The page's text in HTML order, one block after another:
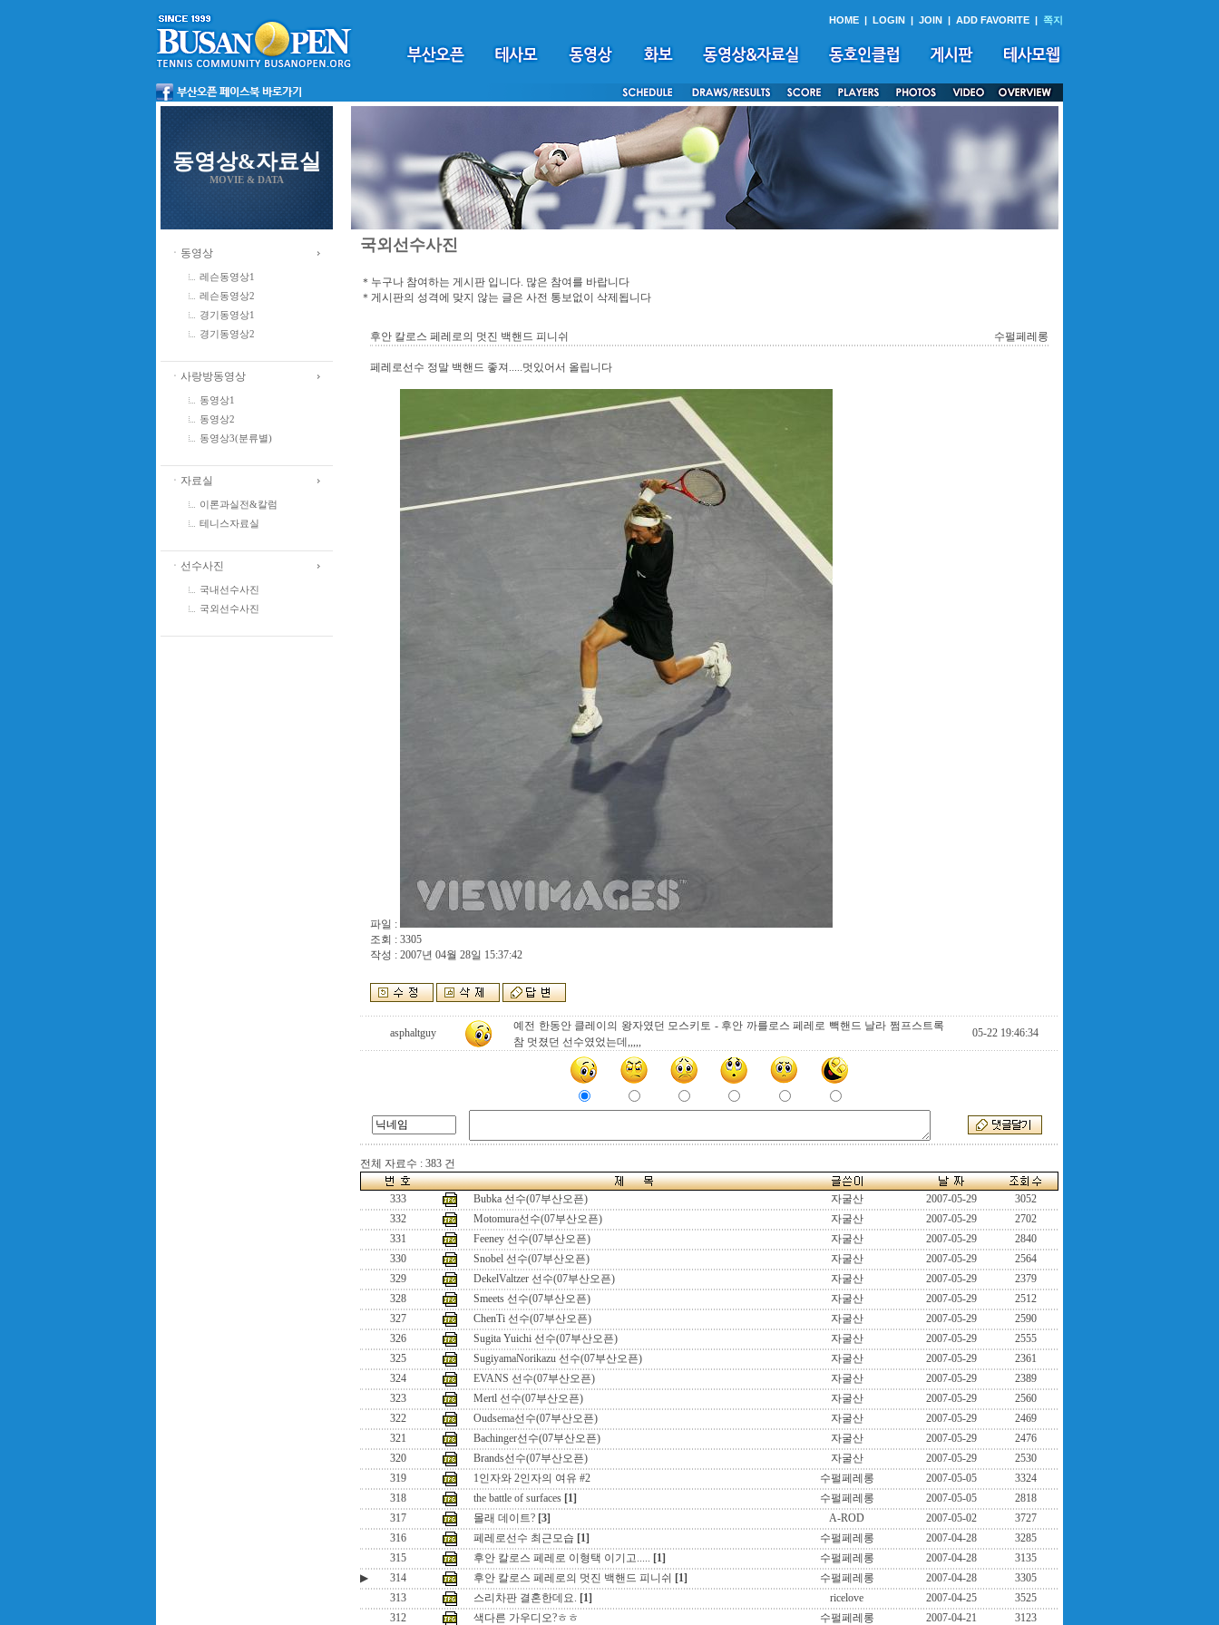
HOME | LOGIN | JOIN | ADD FAVORITE | 쪽지
동영상&자료실
MOVIE & DATA
ㆍ동영상
레슨동영상1
레슨동영상2
경기동영상1
경기동영상2
ㆍ사랑방동영상
동영상1
동영상2
동영상3(분류별)
ㆍ자료실
이론과실전&칼럼
테니스자료실
ㆍ선수사진
국내선수사진
국외선수사진
국외선수사진
＊누구나 참여하는 게시판 입니다. 많은 참여를 바랍니다
＊게시판의 성격에 맞지 않는 글은 사전 통보없이 삭제됩니다
후안 칼로스 페레로의 멋진 백핸드 피니쉬 수펄페레롱
페레로선수 정말 백핸드 좋져.....멋있어서 올립니다
파일 :
조회 : 3305
작성 : 2007년 04월 28일 15:37:42
asphaltguy
예전 한동안 클레이의 왕자였던 모스키토 - 후안 까를로스 페레로 빽핸드 날라 쩜프스트록
참 멋졌던 선수였었는데,,,,,
05-22 19:46:34
전체 자료수 : 383 건
333 Bubka 선수(07부산오픈) 자굴산 2007-05-29
3052
332
Motomura선수(07부산오픈) 자굴산 2007-05-29
2702
331
Feeney 선수(07부산오픈) 자굴산 2007-05-29
2840
330
Snobel 선수(07부산오픈) 자굴산 2007-05-29
2564
329
DekelValtzer 선수(07부산오픈) 자굴산 2007-05-29
2379
328
Smeets 선수(07부산오픈) 자굴산 2007-05-29
2512
327
ChenTi 선수(07부산오픈) 자굴산 2007-05-29
2590
326
Sugita Yuichi 선수(07부산오픈) 자굴산 2007-05-29
2555
325
SugiyamaNorikazu 선수(07부산오픈) 자굴산 2007-05-29
2361
324
EVANS 선수(07부산오픈) 자굴산 2007-05-29
2389
323
Mertl 선수(07부산오픈) 자굴산 2007-05-29
2560
322
Oudsema선수(07부산오픈) 자굴산 2007-05-29
2469
321
Bachinger선수(07부산오픈) 자굴산 2007-05-29
2476
320
Brands선수(07부산오픈) 자굴산 2007-05-29
2530
319
1인자와 2인자의 여유 #2 수펄페레롱 2007-05-05
3324
318
the battle of surfaces [1] 수펄페레롱 2007-05-05
2818
317
몰래 데이트? [3] A-ROD 2007-05-02
3727
316
페레로선수 최근모습 [1] 수펄페레롱 2007-04-28
3285
315
후안 칼로스 페레로 이형택 이기고..... [1] 수펄페레롱 2007-04-28
3135
▶
314 후안 칼로스 페레로의 멋진 백핸드 피니쉬 [1] 수펄페레롱 2007-04-28
3305
313
스리차판 결혼한데요. [1] ricelove 2007-04-25
3525
312
색다른 가우디오?ㅎㅎ 수펄페레롱 2007-04-21 3123